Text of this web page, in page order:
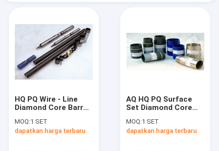
HQ PQ Wire - Line
Diamond Core Barrel
Drill Aksesoris
MOQ:1 SET
dapatkan harga terbaru
AQ HQ PQ Surface
Set Diamond Core
Reaming Shell
Antirust
MOQ:1 SET
dapatkan harga terbaru